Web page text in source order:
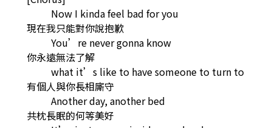
Now I kinda feel bad for you
現在我只能對你說抱歉
You’re never gonna know
你永遠無法了解
what it’s like to have someone to turn to
有個人與你長相廝守
Another day, another bed
共枕長眠的何等美好